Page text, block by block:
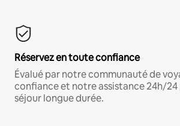
Réservez en toute confiance
Évalué par notre communauté de
confiance et notre assistance 24h/
séjour longue durée.